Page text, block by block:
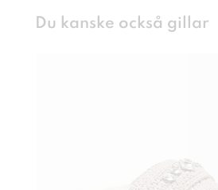
Du kanske också gillar